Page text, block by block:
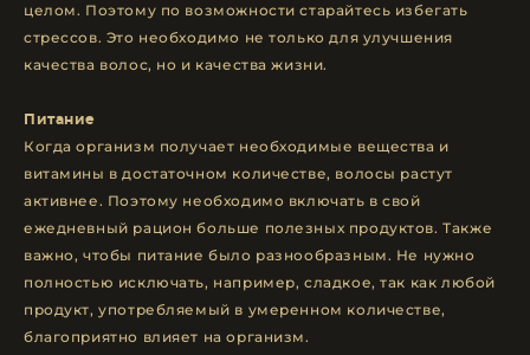
целом. Поэтому по возможности старайтесь избегать
стрессов. Это необходимо не только для улучшения
качества волос, но и качества жизни.
Питание
Когда организм получает необходимые вещества и
витамины в достаточном количестве, волосы растут
активнее. Поэтому необходимо включать в свой
ежедневный рацион больше полезных продуктов. Также
важно, чтобы питание было разнообразным. Не нужно
полностью исключать, например, сладкое, так как любой
продукт, употребляемый в умеренном количестве,
благоприятно влияет на организм.